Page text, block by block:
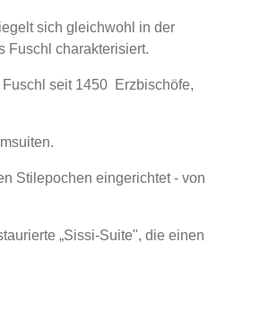
sich gleichwohl in der
Fuschl charakterisiert.
seit 1450 Erzbischöfe,
Stilepochen eingerichtet - von
„Sissi-Suite", die einen